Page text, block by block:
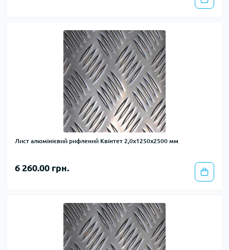
Лист алюмінієвий рифлений Квінтет 2,0х1250х2500 мм
6 260.00 грн.